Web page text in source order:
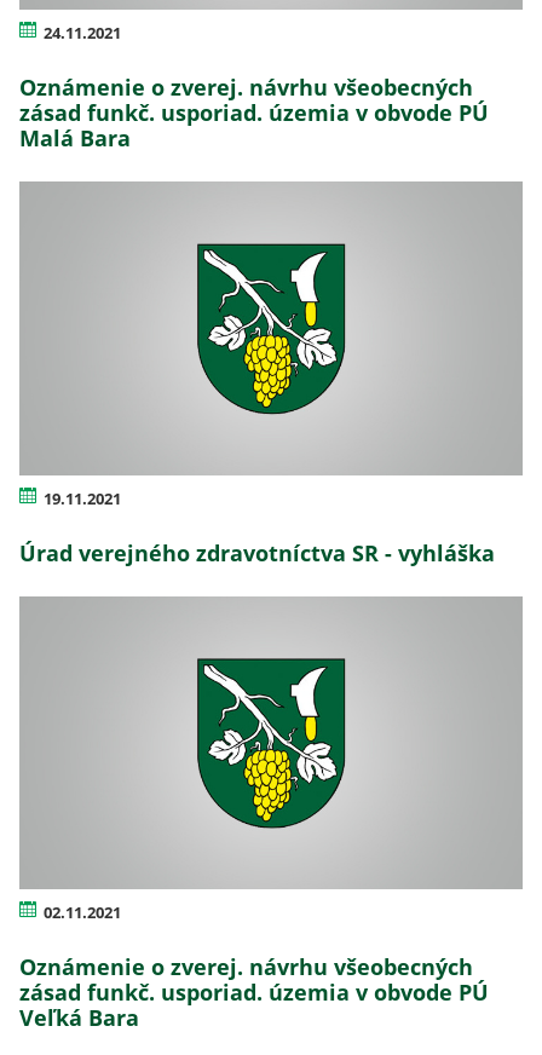
24.11.2021
Oznámenie o zverej. návrhu všeobecných
zásad funkč. usporiad. územia v obvode PÚ
Malá Bara
19.11.2021
Úrad verejného zdravotníctva SR - vyhláška
02.11.2021
Oznámenie o zverej. návrhu všeobecných
zásad funkč. usporiad. územia v obvode PÚ
Veľká Bara